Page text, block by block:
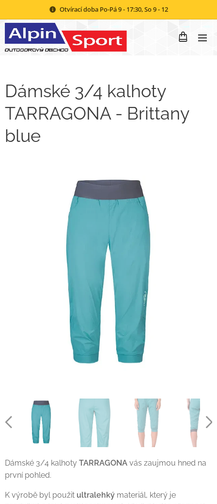
Otvírací doba Po-Pá 9 - 17:30, So 9 - 12
Dámské 3/4 kalhoty
TARRAGONA - Brittany
blue
Dámské 3/4 kalhoty TARRAGONA vás zaujmou hned na
první pohled.
K výrobě byl použit ultralehký materiál, který je